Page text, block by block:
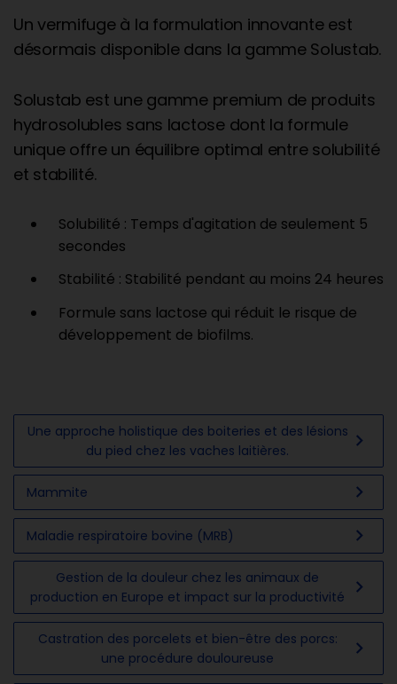
Un vermifuge à la formulation innovante est
désormais disponible dans la gamme Solustab.
Solustab est une gamme premium de produits
hydrosolubles sans lactose dont la formule
unique offre un équilibre optimal entre solubilité
et stabilité.
Solubilité : Temps d'agitation de seulement 5
secondes
Stabilité : Stabilité pendant au moins 24 heures
Formule sans lactose qui réduit le risque de
développement de biofilms.
Une approche holistique des boiteries et des lésions
du pied chez les vaches laitières.
chevron_right
Mammite chevron_right
Maladie respiratoire bovine (MRB) chevron_right
Gestion de la douleur chez les animaux de
production en Europe et impact sur la productivité
chevron_right
Castration des porcelets et bien-être des porcs:
une procédure douloureuse
chevron_right